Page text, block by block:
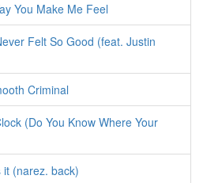
You Make Me Feel
Felt So Good (feat. Justin
Criminal
(Do You Know Where Your
it (narez. back)